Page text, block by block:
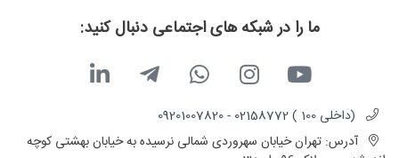
ما را در شبکه های اجتماعی دنبال کنید:
(داخلی 100 ) 02158772 - 09201007820
آدرس: تهران خیابان سهروردی شمالی نرسیده به خیابان بهشتی کوچه